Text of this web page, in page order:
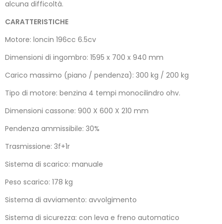
alcuna difficoltà.
CARATTERISTICHE
Motore: loncin 196cc 6.5cv
Dimensioni di ingombro: 1595 x 700 x 940 mm
Carico massimo (piano / pendenza): 300 kg / 200 kg
Tipo di motore: benzina 4 tempi monocilindro ohv.
Dimensioni cassone: 900 X 600 X 210 mm
Pendenza ammissibile: 30%
Trasmissione: 3f+1r
Sistema di scarico: manuale
Peso scarico: 178 kg
Sistema di avviamento: avvolgimento
Sistema di sicurezza: con leva e freno automatico